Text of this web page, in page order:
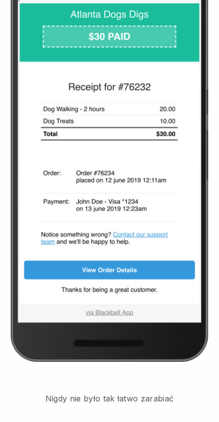
Nigdy nie było tak łatwo zarabiać